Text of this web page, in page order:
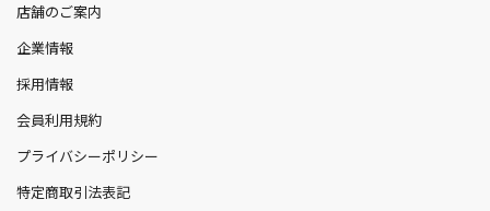
店舗のご案内
企業情報
採用情報
会員利用規約
プライバシーポリシー
特定商取引法表記